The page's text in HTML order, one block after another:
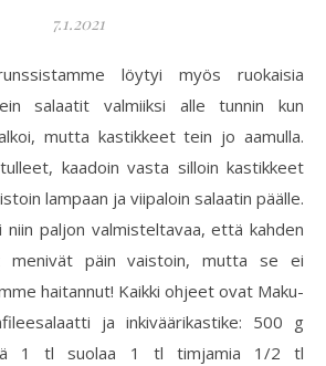
7.1.2021
löytyi myös ruokaisia
salaatit valmiiksi alle tunnin kun
mutta kastikkeet tein jo aamulla.
kaadoin vasta silloin kastikkeet
lampaan ja viipaloin salaatin päälle.
niin paljon valmisteltavaa, että kahden
menivät päin vaistoin, mutta se ei
haitannut! Kaikki ohjeet ovat Maku-
ja inkiväärikastike: 500 g
1 tl suolaa 1 tl timjamia 1/2 tl